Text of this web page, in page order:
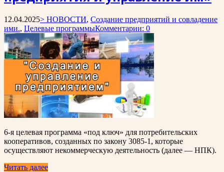
12.04.2025> НОВОСТИ, Создание предприятий и совладение
ими., Целевые программыКомментарии: 0
6-я целевая программа «под ключ» для потребительских
кооперативов, созданных по закону 3085-1, которые
осуществляют некоммерческую деятельность (далее — НПК).
Читать далее